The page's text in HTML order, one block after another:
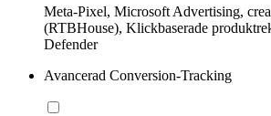
Meta-Pixel, Microsoft Advertising,
(RTBHouse), Klickbaserade
Defender
Avancerad Conversion-Tracking